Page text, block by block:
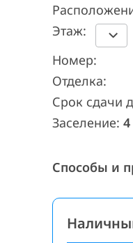
Этаж:
Номер:
Отделка:
Срок сдачи
Заселение: 4
Способы и